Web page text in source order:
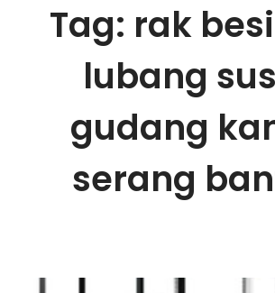
Tag: rak
lubang
gudang
serang